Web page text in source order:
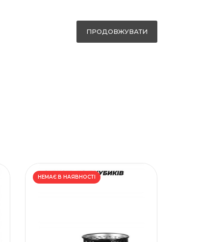
ПРОДОВЖУВАТИ
НЕМАЄ В НАЯВНОСТІ